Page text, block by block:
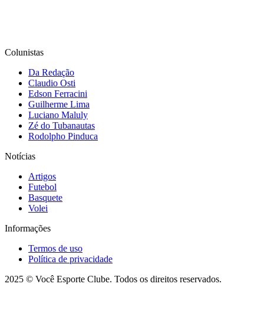
Colunistas
Da Redação
Claudio Osti
Edson Ferracini
Guilherme Lima
Luciano Maluly
Zé do Tubanautas
Rodolpho Pinduca
Notícias
Artigos
Futebol
Basquete
Volei
Informações
Termos de uso
Política de privacidade
2025 © Você Esporte Clube. Todos os direitos reservados.